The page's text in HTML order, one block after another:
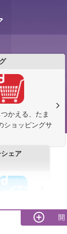
かえる、たま
ショッピングサ
ェア